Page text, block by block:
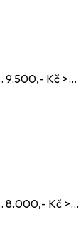
9.500,- Kč >...
8.000,- Kč >...